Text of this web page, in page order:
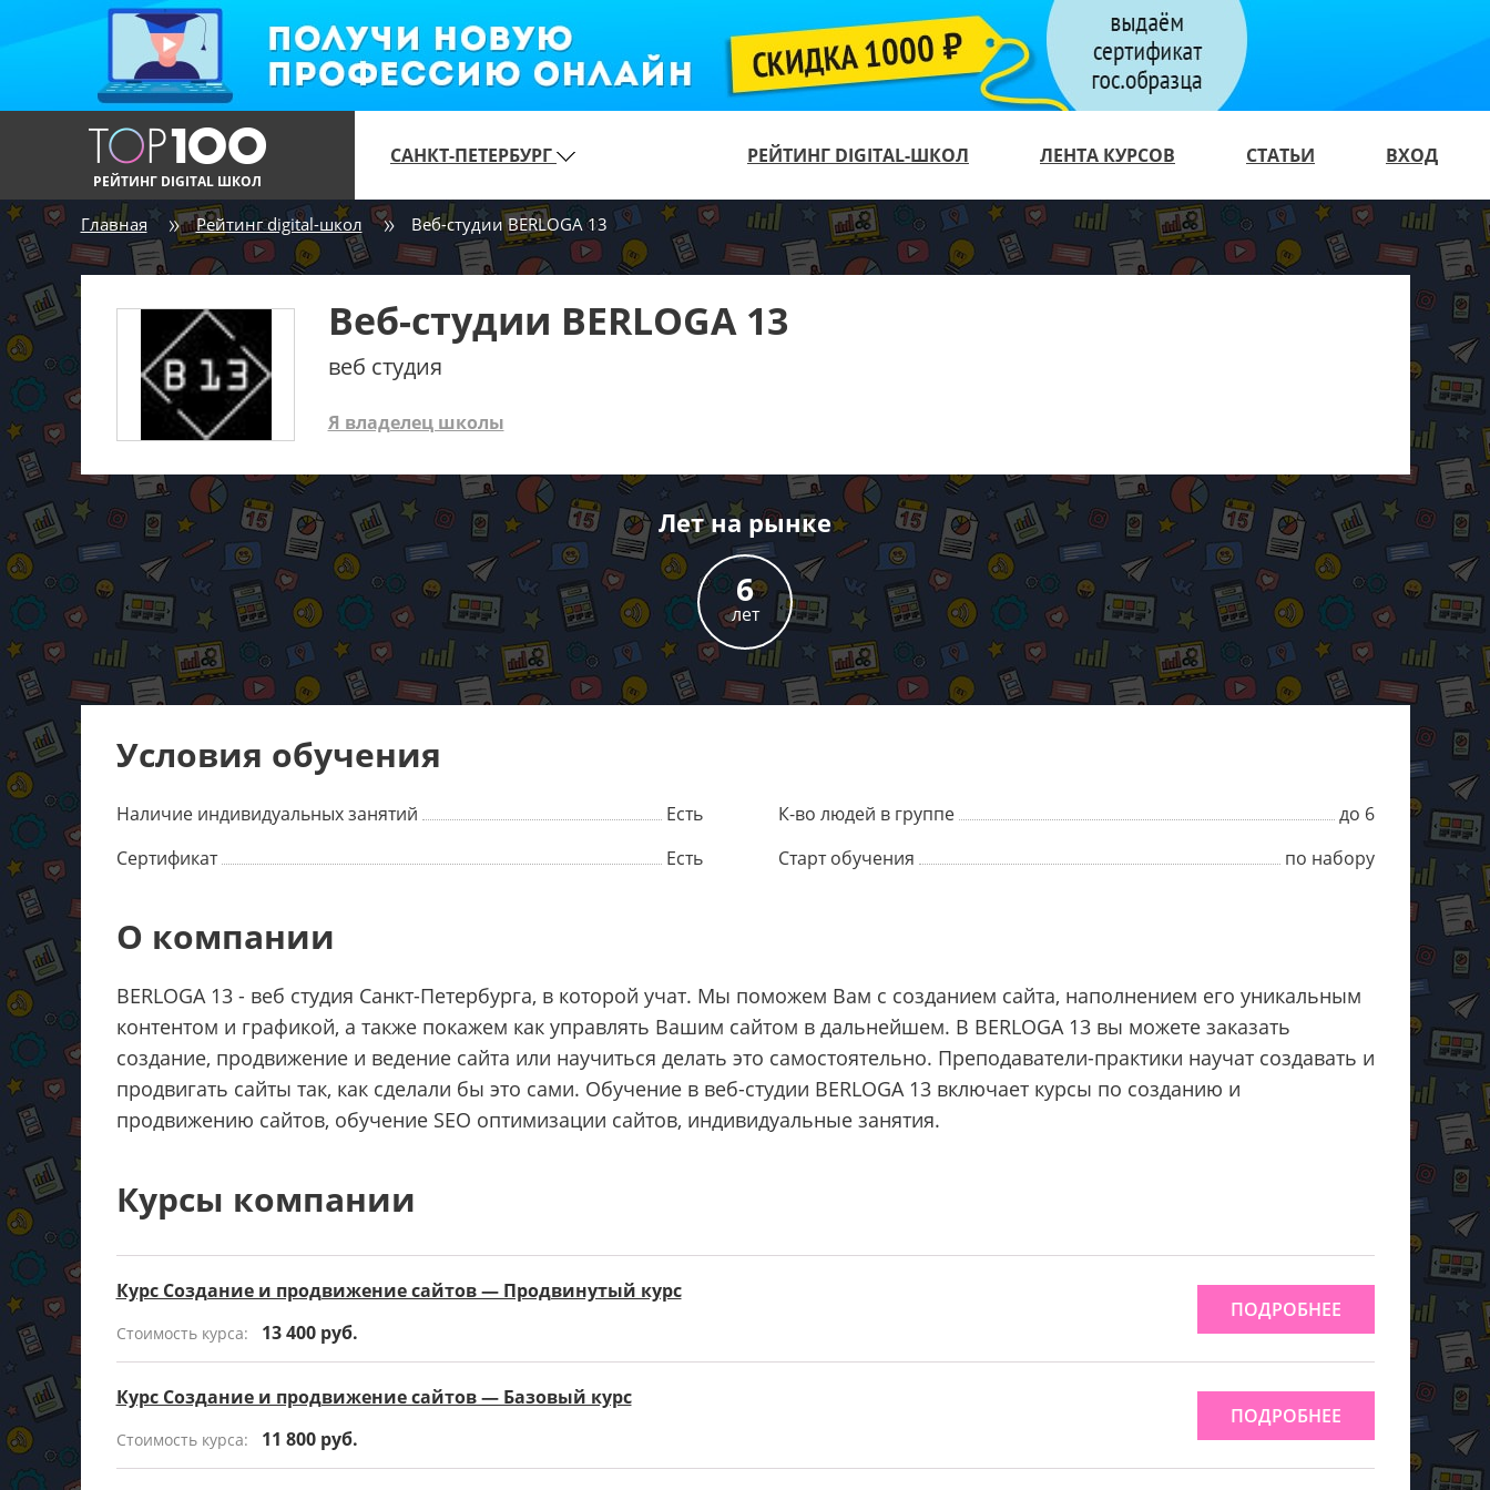
РЕЙТИНГ DIGITAL ШКОЛ
САНКТ-ПЕТЕРБУРГ РЕЙТИНГ DIGITAL-ШКОЛ ЛЕНТА КУРСОВ СТАТЬИ ВХОД
Главная Рейтинг digital-школ Веб-студии BERLOGA 13
Веб-студии BERLOGA 13
веб студия
Я владелец школы
Летна рынке
6
лет
Условия обучения
Наличие индивидуальных занятий Есть К-во людей в группе
до 6
Сертификат
Есть Старт обучения по набору
О компании
BERLOGA 13 - веб студия Санкт-Петербурга, в которой учат. Мы поможем Вам с созданием сайта, наполнением его уникальным
контентом и графикой, а также покажем как управлять Вашим сайтом в дальнейшем. В BERLOGA 13 вы можете заказать
создание, продвижение и ведение сайта или научиться делать это самостоятельно. Преподаватели-практики научат создавать и
продвигать сайты так, как сделали бы это сами. Обучение в веб-студии BERLOGA 13 включает курсы по созданию и
продвижению сайтов, обучение SEO оптимизации сайтов, индивидуальные занятия.
Курсы компании
Курс Создание и продвижение сайтов — Продвинутый курс
Стоимость курса: 13 400 руб.
ПОДРОБНЕЕ
Курс Создание и продвижение сайтов — Базовый курс
Стоимость курса: 11 800 руб.
ПОДРОБНЕЕ